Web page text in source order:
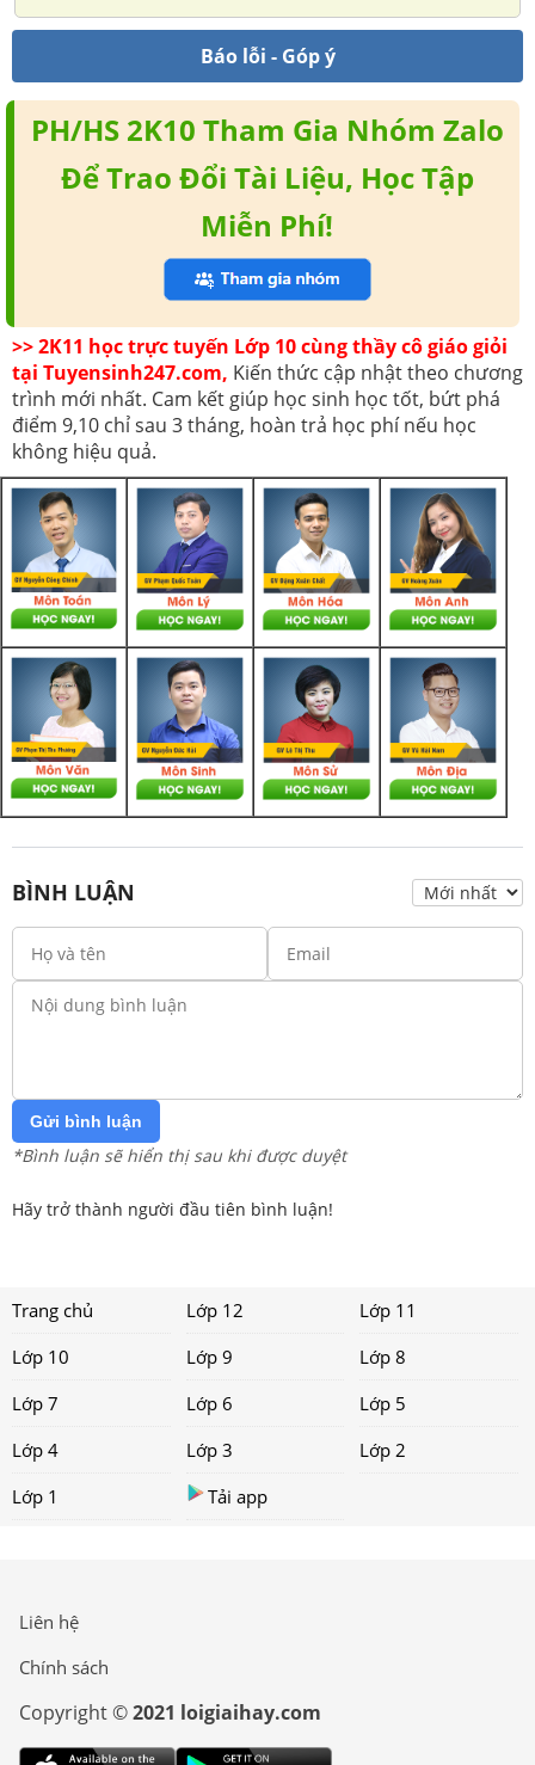
Báo lỗi - Góp ý
PH/HS 2K10 Tham Gia Nhóm Zalo
Để Trao Đổi Tài Liệu, Học Tập
Miễn Phí!
>> 2K11 học trực tuyến Lớp 10 cùng thầy cô giáo giỏi
tại Tuyensinh247.com, Kiến thức cập nhật theo chương
trình mới nhất. Cam kết giúp học sinh học tốt, bứt phá
điểm 9,10 chỉ sau 3 tháng, hoàn trả học phí nếu học
không hiệu quả.
BÌNH LUẬN
Gửi bình luận
*Bình luận sẽ hiển thị sau khi được duyệt
Hãy trở thành người đầu tiên bình luận!
Trang chủ Lớp 12
Lớp 11
Lớp 10
Lớp 9
Lớp 8
Lớp 7
Lớp 6
Lớp 5
Lớp 4
Lớp 3
Lớp 2
Lớp 1
Tải app
Liên hệ
Chính sách
Copyright ©2021 loigiaihay.com